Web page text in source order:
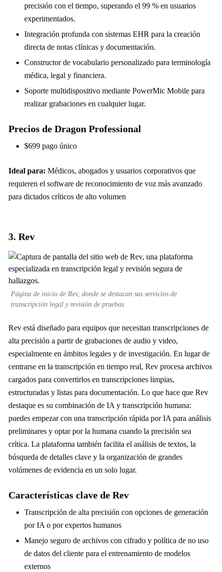
precisión con el tiempo, superando el 99 % en usuarios
experimentados.
Integración profunda con sistemas EHR para la creación
directa de notas clínicas y documentación.
Constructor de vocabulario personalizado para terminología
médica, legal y financiera.
Soporte multidispositivo mediante PowerMic Mobile para
realizar grabaciones en cualquier lugar.
Precios de Dragon Professional
$699 pago único
Ideal para: Médicos, abogados y usuarios corporativos que
requieren el software de reconocimiento de voz más avanzado
para dictados críticos de alto volumen
3. Rev
Página de inicio de Rev, donde se destacan sus servicios de
transcripción legal y revisión de pruebas.
Rev está diseñado para equipos que necesitan transcripciones de
alta precisión a partir de grabaciones de audio y video,
especialmente en ámbitos legales y de investigación. En lugar de
centrarse en la transcripción en tiempo real, Rev procesa archivos
cargados para convertirlos en transcripciones limpias,
estructuradas y listas para documentación. Lo que hace que Rev
destaque es su combinación de IA y transcripción humana:
puedes empezar con una transcripción rápida por IA para análisis
preliminares y optar por la humana cuando la precisión sea
crítica. La plataforma también facilita el análisis de textos, la
búsqueda de detalles clave y la organización de grandes
volúmenes de evidencia en un solo lugar.
Características clave de Rev
Transcripción de alta precisión con opciones de generación
por IA o por expertos humanos
Manejo seguro de archivos con cifrado y política de no uso
de datos del cliente para el entrenamiento de modelos
externos